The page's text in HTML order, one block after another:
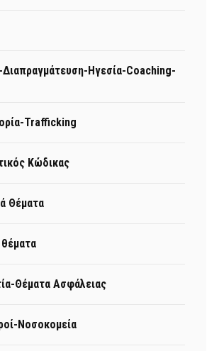
Διαπραγμάτευση-Ηγεσία-Coaching-
Trafficking
Κώδικας
Θέματα
Θέματα Ασφάλειας
Νοσοκομεία